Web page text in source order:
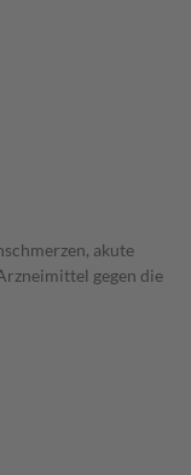
akute
gegen die